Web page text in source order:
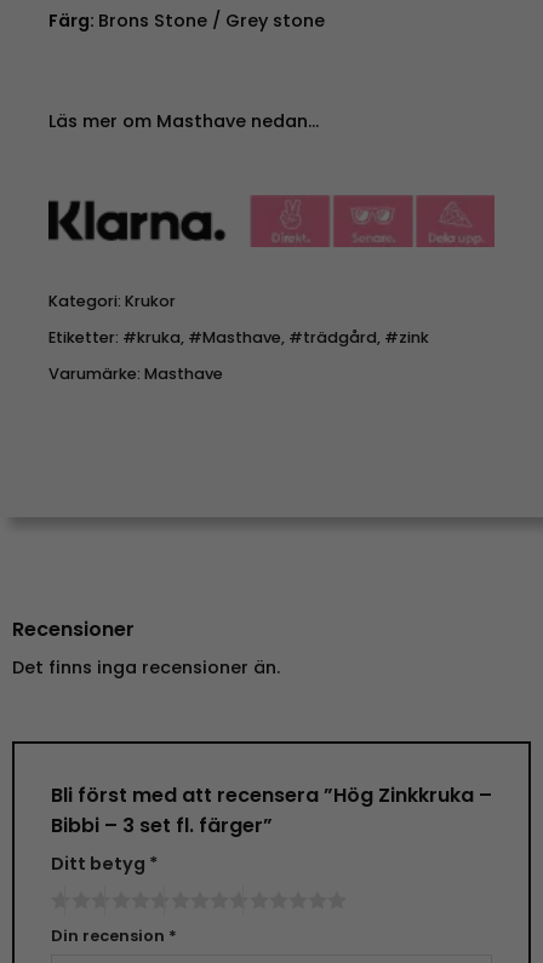
Färg: Brons Stone / Grey stone
Läs mer om Masthave nedan…
Kategori: Krukor
Etiketter: #kruka, #Masthave, #trädgård, #zink
Varumärke: Masthave
Recensioner
Det finns inga recensioner än.
Bli först med att recensera ”Hög Zinkkruka –
Bibbi – 3 set fl. färger”
Ditt betyg *
Din recension *